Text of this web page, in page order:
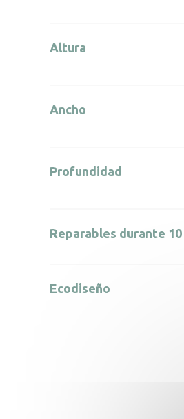
Altura
Ancho
Profundidad
Reparables durante 10
Ecodiseño